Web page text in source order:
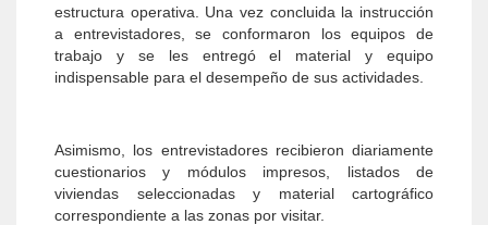
estructura operativa. Una vez concluida la instrucción
a entrevistadores, se conformaron los equipos de
trabajo y se les entregó el material y equipo
indispensable para el desempeño de sus actividades.
Asimismo, los entrevistadores recibieron diariamente
cuestionarios y módulos impresos, listados de
viviendas seleccionadas y material cartográfico
correspondiente a las zonas por visitar.